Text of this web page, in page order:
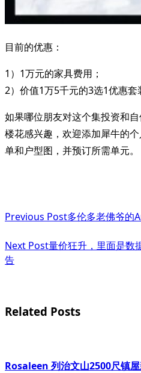
目前的优惠：
1）1万元的家具费用；
2）价值1万5千元的3选1优惠套
如果哪位朋友对这个集投资和
楼花感兴趣，欢迎添加犀牛的
单和户型图，并预订所需单元。
class="nav-
subtitle
screen-
text">Page</span>
Previous Post多伦多老佛爷的
Next Post量价狂升，里面是数
告
Related Posts
Rosaleen 列治文山2500尺镇